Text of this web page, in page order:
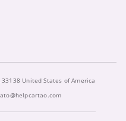
United States of America